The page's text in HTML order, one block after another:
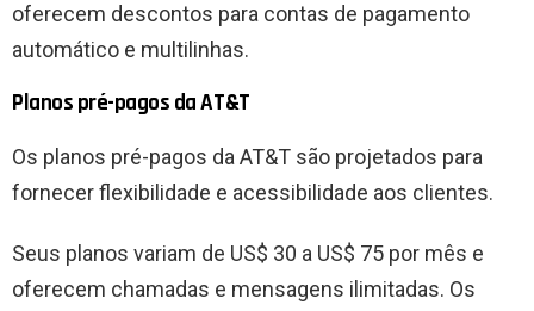
oferecem descontos para contas de pagamento
automático e multilinhas.
Planos pré-pagos da AT&T
Os planos pré-pagos da AT&T são projetados para
fornecer flexibilidade e acessibilidade aos clientes.
Seus planos variam de US$ 30 a US$ 75 por mês e
oferecem chamadas e mensagens ilimitadas. Os